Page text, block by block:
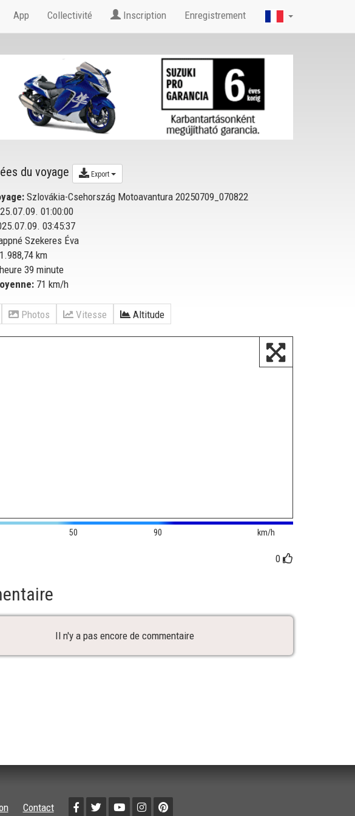
App Collectivité Inscription Enregistrement
du voyage Export
Szlovákia-Csehország Motoavantura 20250709_070822
01:00:00
03:45:37
Szekeres Éva
1.988,74 km
39 minute
71 km/h
Photos Vitesse Altitude
50 90 km/h
0
Il n'y a pas encore de commentaire
Contact